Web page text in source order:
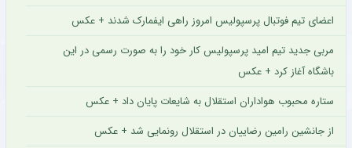
اعضای تیم فوتبال پرسپولیس امروز راهی ایفمارک شدند + عکس
مربی جدید تیم امید پرسپولیس کار خود را به صورت رسمی در این
باشگاه آغاز کرد + عکس
ستاره محبوب هواداران استقلال به شایعات پایان داد + عکس
از جانشین رامین رضاییان در استقلال رونمایی شد + عکس